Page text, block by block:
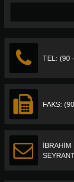
TEL: (90
FAKS:
İBRAHİM